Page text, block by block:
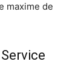
maxime de